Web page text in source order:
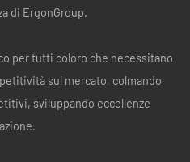
di ErgonGroup.
per tutti coloro che necessitano
sul mercato, colmando
sviluppando eccellenze